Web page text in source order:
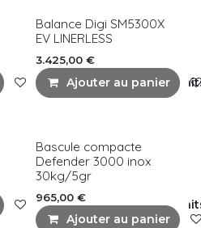
Ajouter à la liste de
Balance Digi SM5300X
EV LINERLESS
3.425,00€
Ajouter au panier
Ajouter à la liste de
Bascule compacte
Defender 3000 inox
30kg/5gr
965,00€
Ajouter au panier